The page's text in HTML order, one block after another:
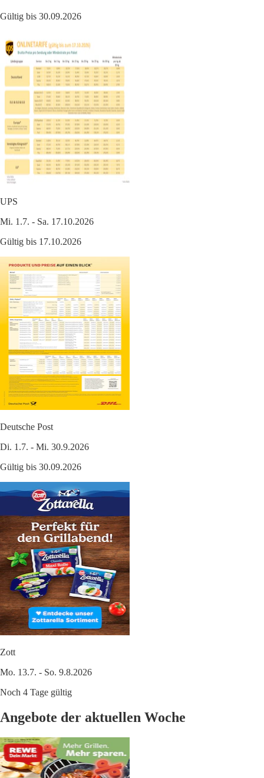
Gültig bis 30.09.2026
UPS
Mi. 1.7. - Sa. 17.10.2026
Gültig bis 17.10.2026
Deutsche Post
Di. 1.7. - Mi. 30.9.2026
Gültig bis 30.09.2026
Zott
Mo. 13.7. - So. 9.8.2026
Noch 4 Tage gültig
Angebote der aktuellen Woche